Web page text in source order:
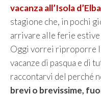
vacanza all’Isola d’Elba
stagione che, in pochi
arrivare alle ferie
Oggi vorrei riproporre
vacanze di pasqua e di
raccontarvi del perché
brevi o brevissime,